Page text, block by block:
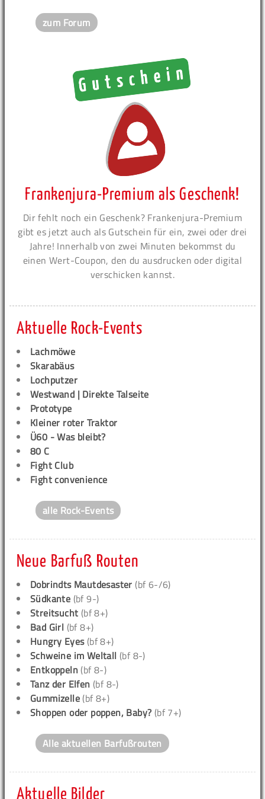
zum Forum
Frankenjura-Premium als Geschenk!
Dir fehlt noch ein Geschenk? Frankenjura-Premium
gibt es jetzt auch als Gutschein für ein, zwei oder drei
Jahre! Innerhalb von zwei Minuten bekommst du
einen Wert-Coupon, den du ausdrucken oder digital
verschicken kannst.
Aktuelle Rock-Events
Lachmöwe
Skarabäus
Lochputzer
Westwand | Direkte Talseite
Prototype
Kleiner roter Traktor
Ü60 - Was bleibt?
80 C
Fight Club
Fight convenience
alle Rock-Events
Neue Barfuß Routen
Dobrindts Mautdesaster (bf 6-/6)
Südkante (bf 9-)
Streitsucht (bf 8+)
Bad Girl (bf 8+)
Hungry Eyes(bf 8+)
Schweine im Weltall (bf 8-)
Entkoppeln (bf 8-)
Tanz der Elfen (bf 8-)
Gummizelle (bf 8+)
Shoppen oder poppen, Baby? (bf 7+)
Alle aktuellen Barfußrouten
Aktuelle Bilder